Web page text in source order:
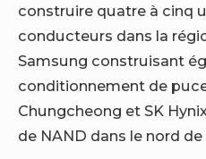
construire quatre à cinq
conducteurs dans la
Samsung construisant
conditionnement de
Chungcheong et SK
de NAND dans le nord